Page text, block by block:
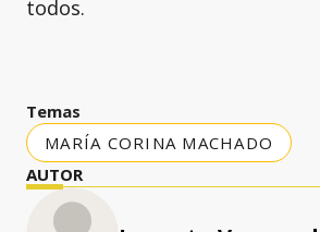
todos.
Temas
MARÍA CORINA MACHADO
AUTOR